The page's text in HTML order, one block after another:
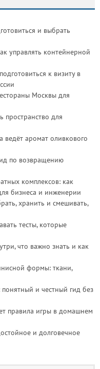
и выбрать
управлять контейнерной
к визиту в
Москвы для
пространство для
ведёт аромат оливкового
по возвращению
комплексов: как
бизнеса и инженерии
хранить и смешивать,
тесты, которые
что важно знать и как
формы: ткани,
и честный гид без
правила игры в домашнем
и долговечное